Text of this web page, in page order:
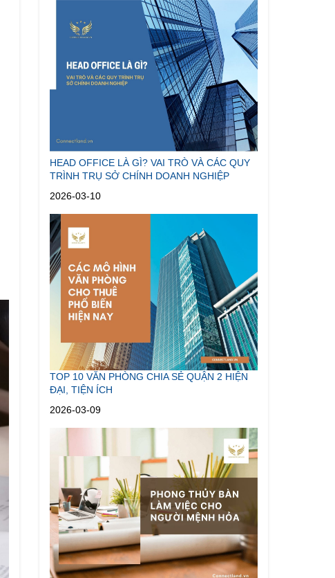
HEAD OFFICE LÀ GÌ? VAI TRÒ VÀ CÁC QUY
TRÌNH TRỤ SỞ CHÍNH DOANH NGHIỆP
2026-03-10
TOP 10 VĂN PHÒNG CHIA SẺ QUẬN 2 HIỆN
ĐẠI, TIỆN ÍCH
2026-03-09